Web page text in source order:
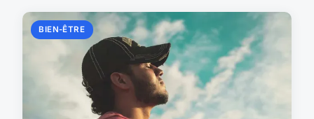
BIEN-ÊTRE